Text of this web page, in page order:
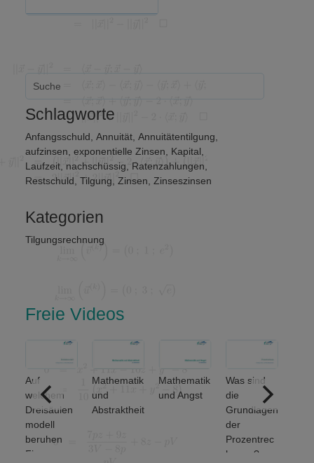
Schlagworte
Anfangsschuld, Annuität, Annuitätentilgung,
aufzinsen, exponentielle Zinsen, Kapital,
Laufzeit, nachschüssig, Ratenzahlungen,
Restschuld, Tilgung, Zinsen, Zinseszinsen
Kategorien
Tilgungsrechnung
Freie Videos
Auf
welchem
Dreisäulen
modell
beruhen
Finanz-
Mathematik
und
Abstraktheit
Mathematik
und Angst
Was sind
die
Grundlagen
der
Prozentrec
hnung?